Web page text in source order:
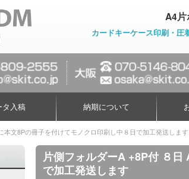
A4
カードキーケース印刷・圧
タ入稿 納期について
本文8Pの冊子を付けてモノクロ印刷し中８日で加工発送します
片側フォルダーA +8P付 ８日
で加工発送します